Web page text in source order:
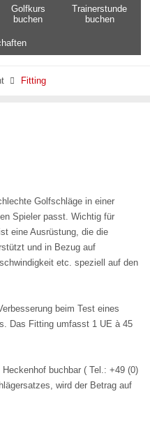
Golfkurs
buchen
Trainerstunde
buchen
 Fitting
Golfschläge in einer
Spieler passt. Wichtig für
eine Ausrüstung, die die
und in Bezug auf
etc. speziell auf den
beim Test eines
Das Fitting umfasst 1 UE à 45
buchbar ( Tel.: +49 (0)
wird der Betrag auf